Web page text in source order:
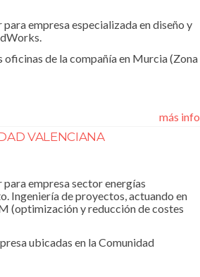
empresa especializada en diseño y
oficinas de la compañía en Murcia (Zona
más info
VALENCIANA
empresa sector energías
Ingeniería de proyectos, actuando en
(optimización y reducción de costes
ubicadas en la Comunidad